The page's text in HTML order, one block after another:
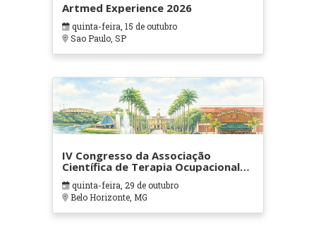
Artmed Experience 2026
quinta-feira, 15 de outubro
Sao Paulo, SP
IV Congresso da Associação
Científica de Terapia Ocupacional
em Contextos Hospitalares e
Cuidados Paliativos - ATOHOSP
quinta-feira, 29 de outubro
Belo Horizonte, MG